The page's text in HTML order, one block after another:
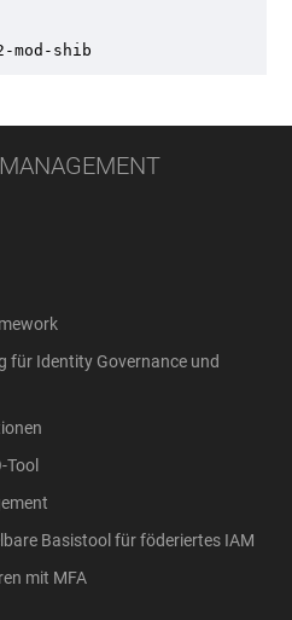
shib
für Identity Governance und
Tool
Basistool für föderiertes IAM
mit MFA